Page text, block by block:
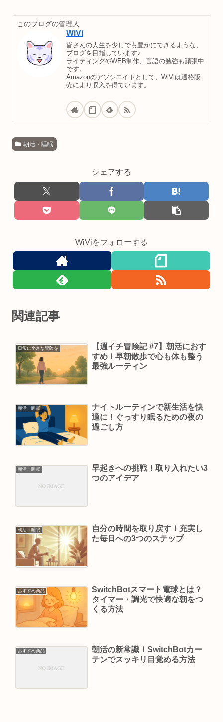
このブログの管理人
WiVi
皆さんの人生を少しでも豊かにできるような、
ブログを目指しています♪
ライティングやWEB制作、言語の勉強も頑張中
です。
Amazonのアソシエイトとして、WiViは適格販
売により収入を得ています。
朝活・睡眠
シェアする
WiViをフォローする
関連記事
日常に小さな冒険を
【週イチ冒険記 #7】朝活におす
すめ！早朝散歩で心も体も整う
最強ルーティン
朝活・睡眠
ナイトルーティンで新生活を快
適に！ぐっすり眠るための夜の
過ごし方
朝活・睡眠
早起きへの挑戦！取り入れたい3
つのアイデア
朝活・睡眠
自分の時間を取り戻す！充実し
た毎日への3つのステップ
おすすめ商品
SwitchBotスマート電球とは？
タイマー・調光で快適な朝をつ
くる方法
おすすめ商品
朝活の新常識！SwitchBotカー
テンでスッキリ目覚める方法